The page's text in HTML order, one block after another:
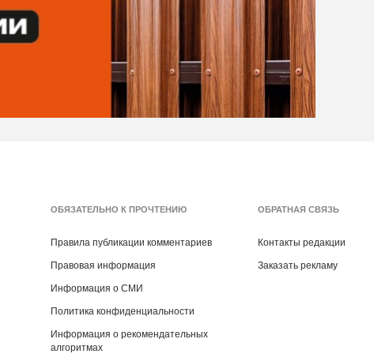
ОБЯЗАТЕЛЬНО К ПРОЧТЕНИЮ
Правила публикации комментариев
Правовая информация
Информация о СМИ
Политика конфиденциальности
Информация о рекомендательных
алгоритмах
ОБРАТНАЯ СВЯЗЬ
Контакты редакции
Заказать рекламу